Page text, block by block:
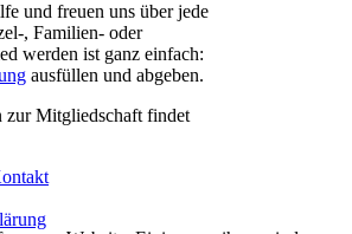
und freuen uns über jede
, Familien- oder
werden ist ganz einfach:
ausfüllen und abgeben.
zur Mitgliedschaft findet